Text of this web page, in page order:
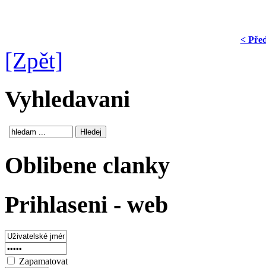
<
[Zpět]
Vyhledavani
Oblibene clanky
Prihlaseni - web
Zapamatovat